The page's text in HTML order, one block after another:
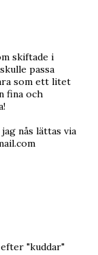
skiftade i
passa
som ett litet
fina och
nås lättas via
"kuddar"